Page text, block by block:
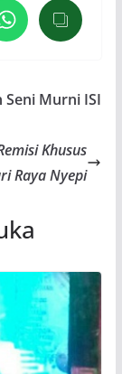
Seni Murni ISI
Khusus
Raya Nyepi